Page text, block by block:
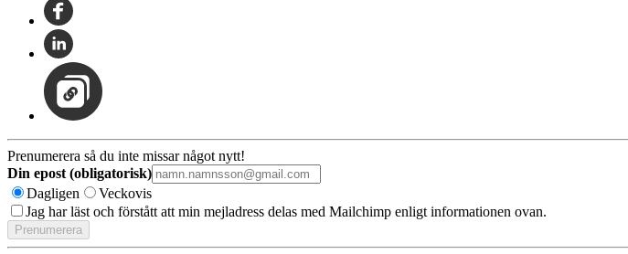
Prenumerera så du inte missar något nytt!
Din epost (obligatorisk)
Dagligen
Veckovis
Jag har läst och förstått att min mejladress delas med Mailchimp enligt informationen ovan.